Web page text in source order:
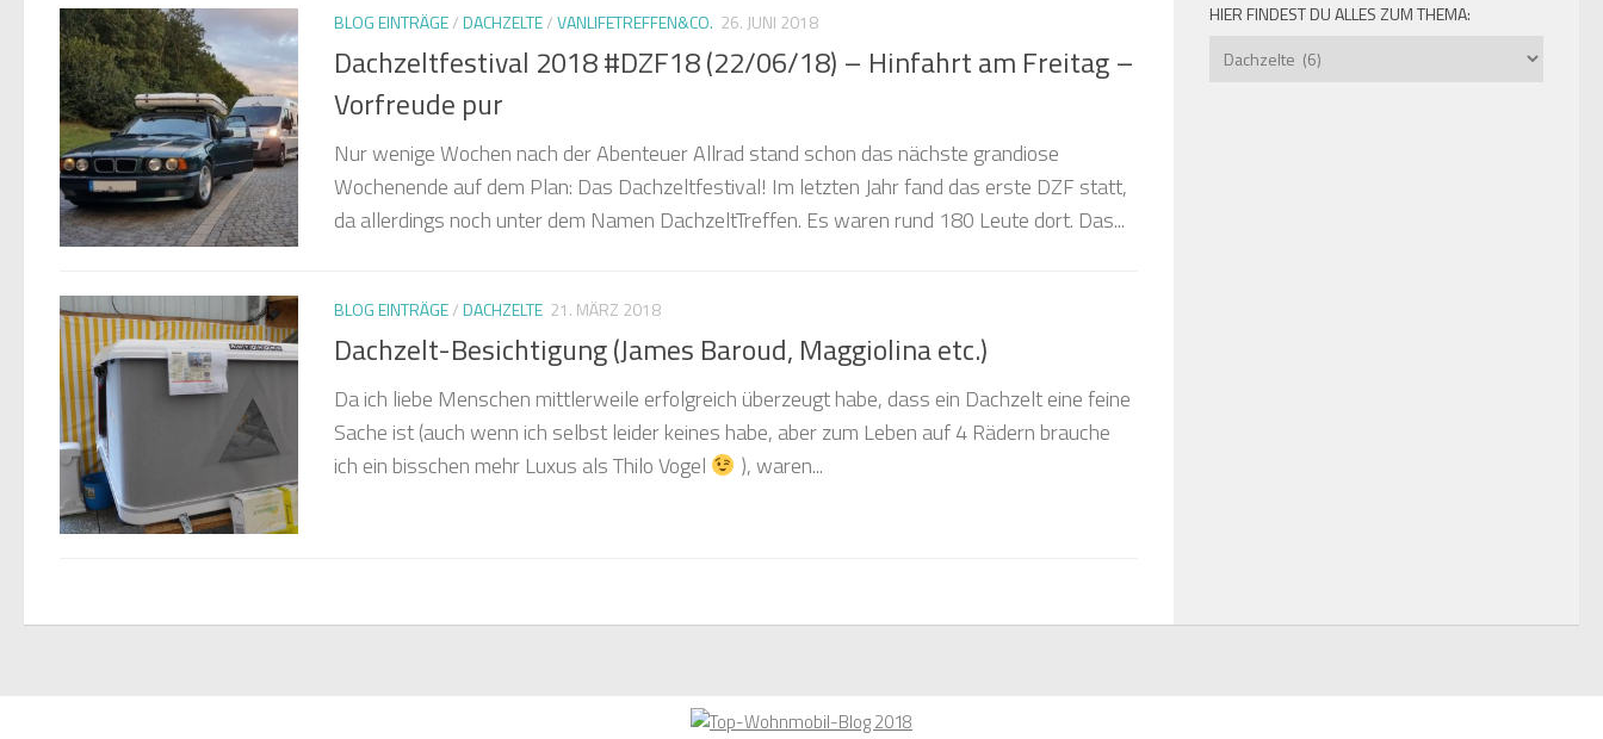
BLOG EINTRÄGE/DACHZELTE/VANLIFETREFFEN&CO. 26. JUNI 2018
Dachzeltfestival 2018 #DZF18 (22/06/18) – Hinfahrt am Freitag –
Vorfreude pur
Nur wenige Wochen nach der Abenteuer Allrad stand schon das nächste grandiose
Wochenende auf dem Plan: Das Dachzeltfestival! Im letzten Jahr fand das erste DZF statt,
da allerdings noch unter dem Namen DachzeltTreffen. Es waren rund 180 Leute dort. Das...
BLOG EINTRÄGE/DACHZELTE 21. MÄRZ 2018
Dachzelt-Besichtigung (James Baroud, Maggiolina etc.)
Da ich liebe Menschen mittlerweile erfolgreich überzeugt habe, dass ein Dachzelt eine feine
Sache ist (auch wenn ich selbst leider keines habe, aber zum Leben auf 4 Rädern brauche
ich ein bisschen mehr Luxus als Thilo Vogel
), waren...
HIER FINDEST DU ALLES ZUM THEMA:
Hier